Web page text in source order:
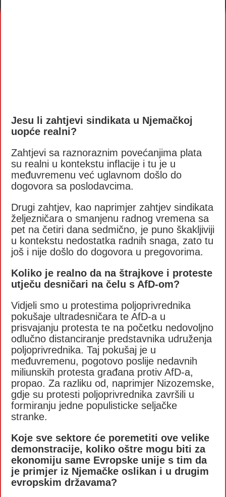
Jesu li zahtjevi sindikata u Njemačkoj
uopće realni?
Zahtjevi sa raznoraznim povećanjima plata
su realni u kontekstu inflacije i tu je u
međuvremenu već uglavnom došlo do
dogovora sa poslodavcima.
Drugi zahtjev, kao naprimjer zahtjev sindikata
željezničara o smanjenu radnog vremena sa
pet na četiri dana sedmično, je puno škakljiviji
u kontekstu nedostatka radnih snaga, zato tu
još i nije došlo do dogovora u pregovorima.
Koliko je realno da na štrajkove i proteste
utječu desničari na čelu s AfD-om?
Vidjeli smo u protestima poljoprivrednika
pokušaje ultradesničara te AfD-a u
prisvajanju protesta te na početku nedovoljno
odlučno distanciranje predstavnika udruženja
poljoprivrednika. Taj pokušaj je u
međuvremenu, pogotovo poslije nedavnih
miliunskih protesta građana protiv AfD-a,
propao. Za razliku od, naprimjer Nizozemske,
gdje su protesti poljoprivrednika završili u
formiranju jedne populisticke seljačke
stranke.
Koje sve sektore će poremetiti ove velike
demonstracije, koliko oštre mogu biti za
ekonomiju same Evropske unije s tim da
je primjer iz Njemačke oslikan i u drugim
evropskim državama?